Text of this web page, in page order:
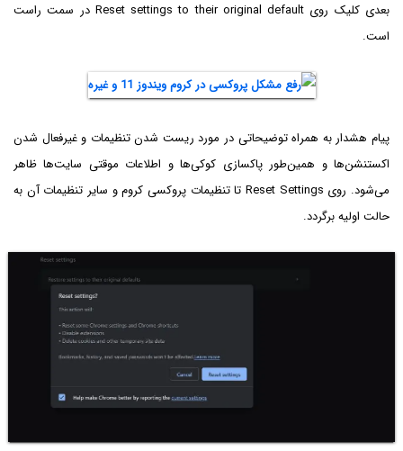
بعدی کلیک روی Reset settings to their original default در سمت راست
است.
پیام هشدار به همراه توضیحاتی در مورد ریست شدن تنظیمات و غیرفعال شدن
اکستنشن‌ها و همین‌طور پاکسازی کوکی‌ها و اطلاعات موقتی سایت‌ها ظاهر
می‌شود. روی Reset Settings تا تنظیمات پروکسی کروم و سایر تنظیمات آن به
حالت اولیه برگردد.